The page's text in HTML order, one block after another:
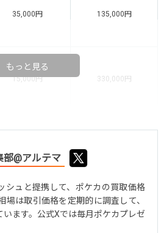
35,000円 135,000円
15,000円 330,000円
もっと見る
@アルテマ
シュと提携して、ポケカの買取価格
場は取引価格を定期的に調査して、
ます。公式Xでは毎月ポケカプレゼ